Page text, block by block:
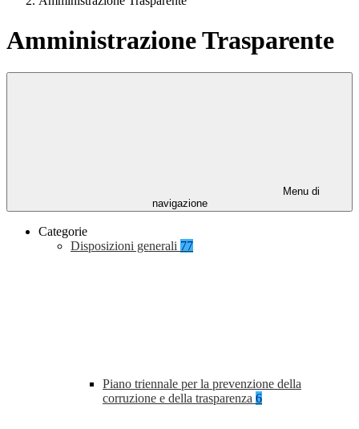
Amministrazione Trasparente
Menu di
navigazione
Categorie
Disposizioni generali 77
Piano triennale per la prevenzione della
corruzione e della trasparenza 6